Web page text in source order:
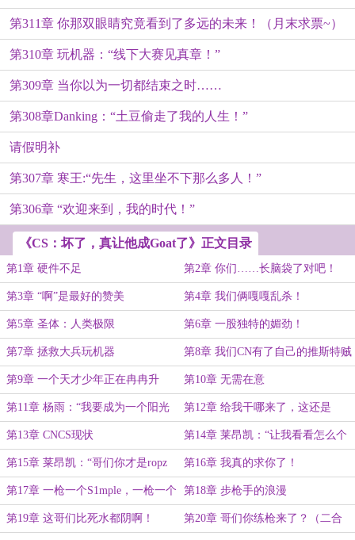
第311章 你那双眼睛究竟看到了多远的未来！（月末求票~）
第310章 玩机器：“线下大赛见真章！”
第309章 当你以为一切都结束之时……
第308章Danking：“土豆偷走了我的人生！”
请假明补
第307章 寒王:“先生，这里坐不下那么多人！”
第306章 “欢迎来到，我的时代！”
《CS：坏了，真让他成Goat了》正文目录
第1章 硬件不足 第2章 你们……长脑袋了对吧！
第3章 “啊”是最好的赞美 第4章 我们俩嘎嘎乱杀！
第5章 圣体：人类极限 第6章 一股独特的媚劲！
第7章 拯救大兵玩机器 第8章 我们CN有了自己的推斯特贼
贼！
第9章 一个天才少年正在冉冉升
起？
第10章 无需在意
第11章 杨雨：“我要成为一个阳光
的选手！”
第12章 给我干哪来了，这还是
CSGO吗？
第13章 CNCS现状 第14章 莱昂凯：“让我看看怎么个
事！”（二合一）
第15章 莱昂凯：“哥们你才是ropz
啊！”（二合一）
第16章 我真的求你了！
第17章 一枪一个S1mple，一枪一个
载物！
第18章 步枪手的浪漫
第19章 这哥们比死水都阴啊！ 第20章 哥们你练枪来了？（二合